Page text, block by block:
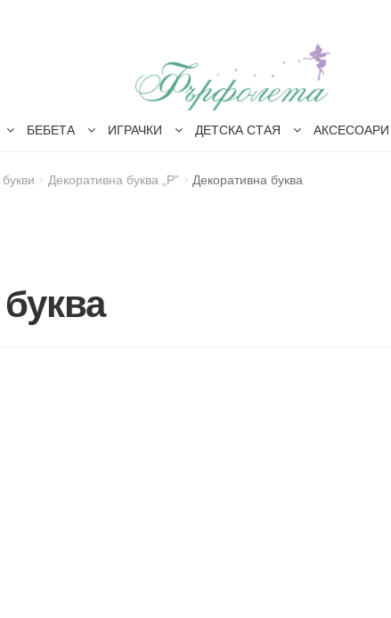
БЕБЕТА ИГРАЧКИ ДЕТСКА СТАЯ АКСЕСОАРИ
Декоративна буква „Р” Декоративна буква